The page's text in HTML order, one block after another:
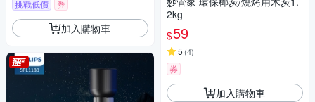
挑戰低價 券
加入購物車
2kg
$59
5 (4)
券
加入購物車